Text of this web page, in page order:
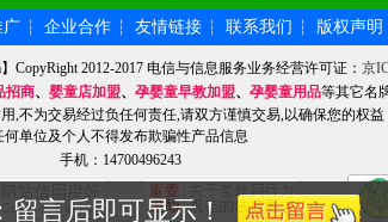
留言后即可显示！
广 ┆ 企业合作 ┆ 友情链接 ┆ 联系我们 ┆ 版权声明
】CopyRight 2012-2017 电信与信息服务业务经营许可证： 京
招商、 婴童店加盟、 孕婴童早教加盟、 孕婴童用品等其它名
,不为交易经过负任何责任,请双方谨慎交易,以确保您的权益
何单位及个人不得发布欺骗性产品信息
手机：14700496243